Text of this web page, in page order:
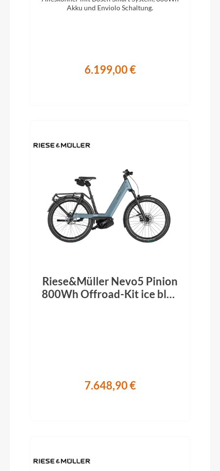
Akku und Enviolo Schaltung.
6.199,00 €
Riese&Müller Nevo5 Pinion
800Wh Offroad-Kit ice blue
7.648,90 €